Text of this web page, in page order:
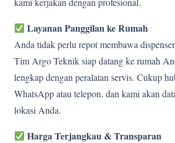
Layanan Panggilan ke Rumah
Anda tidak perlu repot membawa
Tim Argo Teknik siap datang ke rumah
lengkap dengan peralatan servis. Cukup
WhatsApp atau telepon, dan kami akan
lokasi Anda.
Harga Terjangkau & Transparan